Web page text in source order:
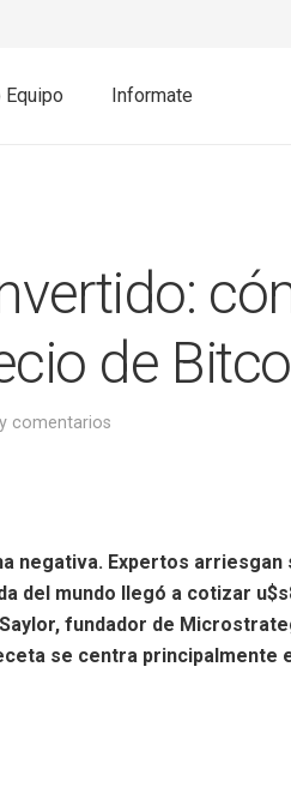
Equipo Informate
de
comentarios
negativa. Expertos
del mundo llegó a cotizar
fundador de
se centra principalmente